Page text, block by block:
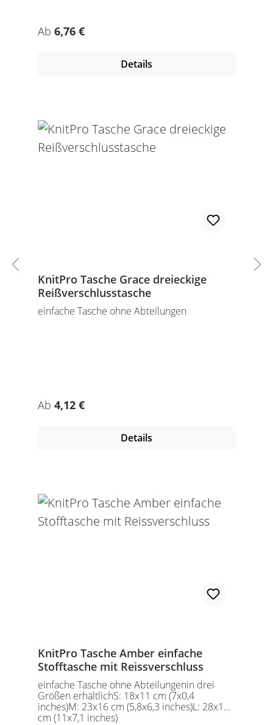
Regulärer Preis:
Ab 6,76 €
Details
KnitPro Tasche Grace dreieckige
Reißverschlusstasche
einfache Tasche ohne Abteilungen
Regulärer Preis:
Ab 4,12 €
Details
KnitPro Tasche Amber einfache
Stofftasche mit Reissverschluss
einfache Tasche ohne Abteilungenin drei
Größen erhältlichS: 18x11 cm (7x0,4
inches)M: 23x16 cm (5,8x6,3 inches)L: 28x18
cm (11x7,1 inches)